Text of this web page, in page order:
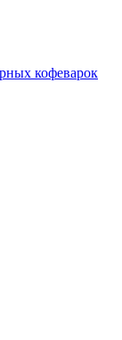
кофеварок